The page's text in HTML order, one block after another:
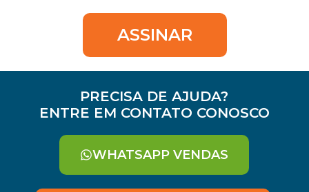
ASSINAR
PRECISA DE AJUDA?
ENTRE EM CONTATO CONOSCO
WHATSAPP VENDAS